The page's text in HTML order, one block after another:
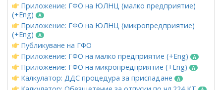
Приложение: ГФО на ЮЛНЦ (малко предприятие)
(+Eng)
Приложение: ГФО на ЮЛНЦ (микропредприятие)
(+Eng)
Публикуване на ГФО
Приложение: ГФО на малко предприятие (+Eng)
Приложение: ГФО на микропредприятие (+Eng)
Калкулатор: ДДС процедура за приспадане